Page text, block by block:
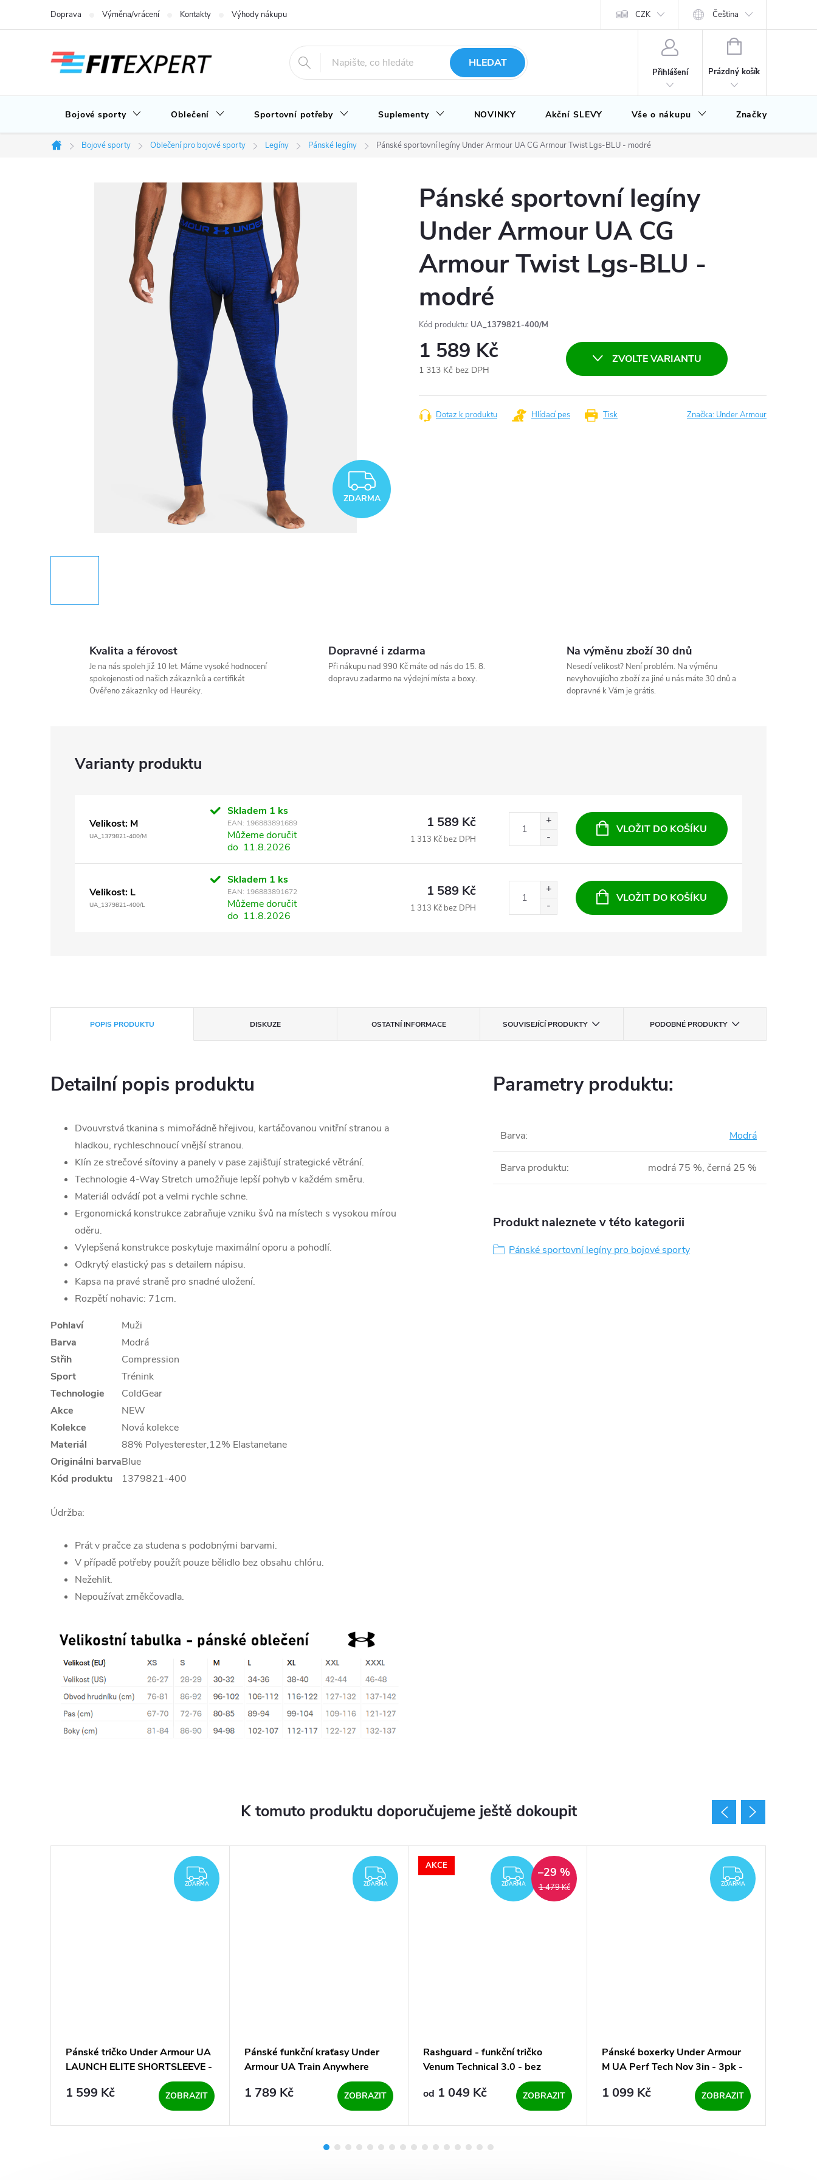
Doprava Výměna/vrácení Kontakty Výhody nákupu u nás CZK Čeština
HLEDAT
Přihlášení
NÁKUPNÍ
Prázdný košík
Bojové sporty Oblečení Sportovní potřeby Suplementy NOVINKY Akční SLEVY Vše o nákupu Značky
Domů
Bojové sporty Oblečení pro bojové sporty Legíny Pánské legíny Pánské sportovní legíny Under Armour UA CG Armour Twist Lgs-BLU - modré
ZDARMA
ZDARMA
Pánské sportovní legíny
Under Armour UA CG
Armour Twist Lgs-BLU -
modré
Kód produktu: UA_1379821-400/M
1 589 Kč
1 313 Kč bez DPH
cena:
ZVOLTE VARIANTU
Tisk
Dotaz k produktu Hlídací pes Značka: Under Armour
Kvalita a férovost
Je na nás spoleh již 10 let. Máme vysoké hodnocení
spokojenosti od našich zákazníků a certifikát
Ověřeno zákazníky od Heuréky.
Dopravné i zdarma
Při nákupu nad 990 Kč máte od nás do 15. 8.
dopravu zadarmo na výdejní místa a boxy.
Na výměnu zboží 30 dnů
Nesedí velikost? Není problém. Na výměnu
nevyhovujícího zboží za jiné u nás máte 30 dnů a
dopravné k Vám je grátis.
Velikost: M
UA_1379821-400/M
Skladem 1 ks
EAN: 196883891689
Můžeme doručit
do 11.8.2026
1 589 Kč
1 313 Kč bez DPH
VLOŽIT DO KOŠÍKU
Velikost: L
UA_1379821-400/L
Skladem 1 ks
EAN: 196883891672
Můžeme doručit
do 11.8.2026
1 589 Kč
1 313 Kč bez DPH
VLOŽIT DO KOŠÍKU
POPIS PRODUKTU DISKUZE OSTATNÍ INFORMACE SOUVISEJÍCÍ PRODUKTY PODOBNÉ PRODUKTY
Detailní popis produktu
Dvouvrstvá tkanina s mimořádně hřejivou, kartáčovanou vnitřní stranou a
hladkou, rychleschnoucí vnější stranou.
Klín ze strečové síťoviny a panely v pase zajišťují strategické větrání.
Technologie 4-Way Stretch umožňuje lepší pohyb v každém směru.
Materiál odvádí pot a velmi rychle schne.
Ergonomická konstrukce zabraňuje vzniku švů na místech s vysokou mírou
oděru.
Vylepšená konstrukce poskytuje maximální oporu a pohodlí.
Odkrytý elastický pas s detailem nápisu.
Kapsa na pravé straně pro snadné uložení.
Rozpětí nohavic: 71cm.
Pohlaví
Muži
Barva
Modrá
Střih
Compression
Sport
Trénink
Technologie
ColdGear
Akce
NEW
Kolekce
Nová kolekce
Materiál
88% Polyesterester,12% Elastanetane
Originálni barvaBlue
Kód produktu
1379821-400
Údržba:
Prát v pračce za studena s podobnými barvami.
V případě potřeby použít pouze bělidlo bez obsahu chlóru.
Nežehlit.
Nepoužívat změkčovadla.
Parametry produktu:
Barva: Modrá
Barva produktu: modrá 75 %, černá 25 %
Produkt naleznete v této kategorii
Pánské sportovní legíny pro bojové sporty
K tomuto produktu doporučujeme ještě dokoupit
ZDARMA
ZDARMA
Pánské tričko Under Armour UA
LAUNCH ELITE SHORTSLEEVE -
1 599 Kč ZOBRAZIT
ZDARMA
ZDARMA
Pánské funkční kraťasy Under
Armour UA Train Anywhere
1 789 Kč ZOBRAZIT
AKCE
ZDARMA
ZDARMA 1 479 Kč
–29 %
Rashguard - funkční tričko
Venum Technical 3.0 - bez
od 1 049 Kč ZOBRAZIT
ZDARMA
ZDARMA
Pánské boxerky Under Armour
M UA Perf Tech Nov 3in - 3pk -
1 099 Kč ZOBRAZIT